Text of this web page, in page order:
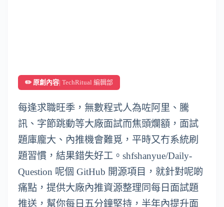
✏️ 原創內容| TechRitual 編輯部
每逢求職旺季，無數程式人為咗阿里、騰
訊、字節跳動等大廠面試而焦頭爛額，面試
題庫龐大、內推機會難覓，平時又冇系統刷
題習慣，結果錯失好工。shfshanyue/Daily-
Question 呢個 GitHub 開源項目，就針對呢啲
痛點，提供大廠內推資源整理同每日面試題
推送，幫你每日五分鐘堅持，半年內提升面